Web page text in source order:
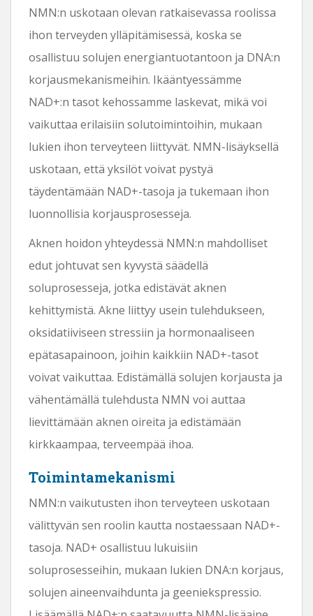
NMN:n uskotaan olevan ratkaisevassa roolissa
ihon terveyden ylläpitämisessä, koska se
osallistuu solujen energiantuotantoon ja DNA:n
korjausmekanismeihin. Ikääntyessämme
NAD+:n tasot kehossamme laskevat, mikä voi
vaikuttaa erilaisiin solutoimintoihin, mukaan
lukien ihon terveyteen liittyvät. NMN-lisäyksellä
uskotaan, että yksilöt voivat pystyä
täydentämään NAD+-tasoja ja tukemaan ihon
luonnollisia korjausprosesseja.
Aknen hoidon yhteydessä NMN:n mahdolliset
edut johtuvat sen kyvystä säädellä
soluprosesseja, jotka edistävät aknen
kehittymistä. Akne liittyy usein tulehdukseen,
oksidatiiviseen stressiin ja hormonaaliseen
epätasapainoon, joihin kaikkiin NAD+-tasot
voivat vaikuttaa. Edistämällä solujen korjausta ja
vähentämällä tulehdusta NMN voi auttaa
lievittämään aknen oireita ja edistämään
kirkkaampaa, terveempää ihoa.
Toimintamekanismi
NMN:n vaikutusten ihon terveyteen uskotaan
välittyvän sen roolin kautta nostaessaan NAD+-
tasoja. NAD+ osallistuu lukuisiin
soluprosesseihin, mukaan lukien DNA:n korjaus,
solujen aineenvaihdunta ja geeniekspressio.